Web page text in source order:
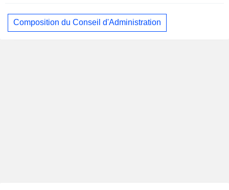
Composition du Conseil d'Administration